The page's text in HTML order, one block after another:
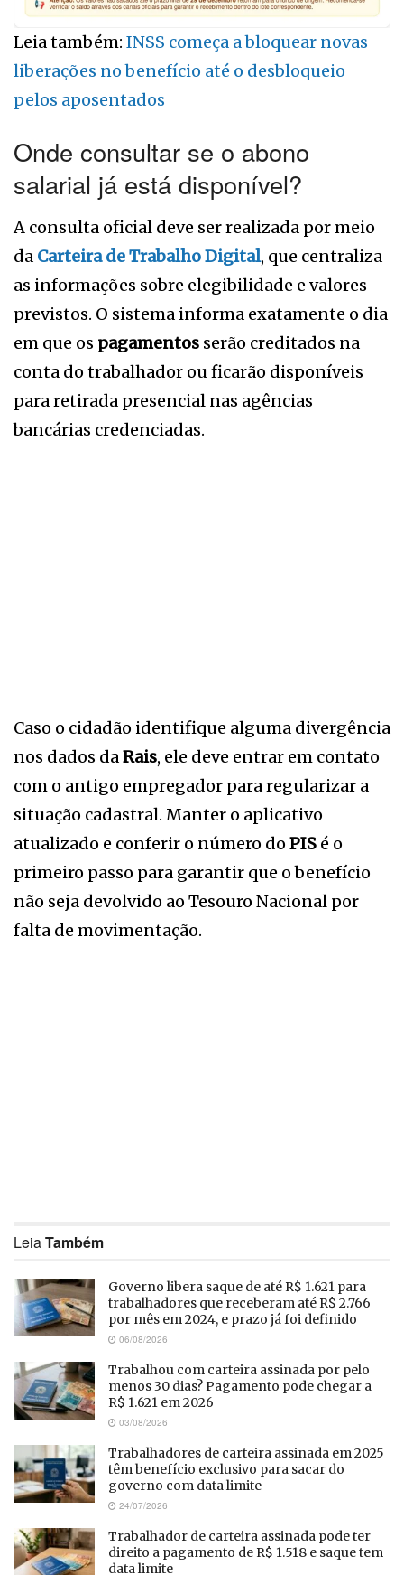
Leia também: INSS começa a bloquear novas
liberações no benefício até o desbloqueio
pelos aposentados
Onde consultar se o abono
salarial já está disponível?
A consulta oficial deve ser realizada por meio
da Carteira de Trabalho Digital, que centraliza
as informações sobre elegibilidade e valores
previstos. O sistema informa exatamente o dia
em que os pagamentos serão creditados na
conta do trabalhador ou ficarão disponíveis
para retirada presencial nas agências
bancárias credenciadas.
Caso o cidadão identifique alguma divergência
nos dados da Rais, ele deve entrar em contato
com o antigo empregador para regularizar a
situação cadastral. Manter o aplicativo
atualizado e conferir o número do PIS é o
primeiro passo para garantir que o benefício
não seja devolvido ao Tesouro Nacional por
falta de movimentação.
LeiaTambém
Governo libera saque de até R$ 1.621 para
trabalhadores que receberam até R$ 2.766
por mês em 2024, e prazo já foi definido
06/08/2026
Trabalhou com carteira assinada por pelo
menos 30 dias? Pagamento pode chegar a
R$ 1.621 em 2026
03/08/2026
Trabalhadores de carteira assinada em 2025
têm benefício exclusivo para sacar do
governo com data limite
24/07/2026
Trabalhador de carteira assinada pode ter
direito a pagamento de R$ 1.518 e saque tem
data limite